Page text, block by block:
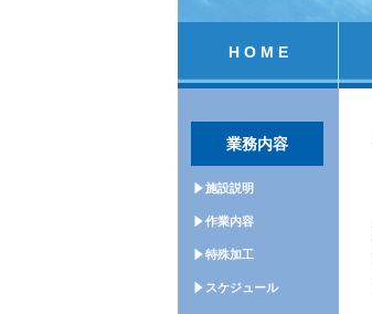
H O M E
業務内容
施設説明
作業内容
特殊加工
スケジュール